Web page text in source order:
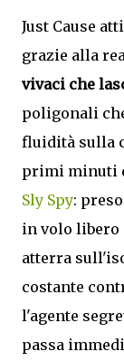
Just Cause
grazie alla
vivaci che
poligonali
fluidità sulla
primi minuti
Sly Spy:
in volo libero
atterra
costante
l'agente
passa